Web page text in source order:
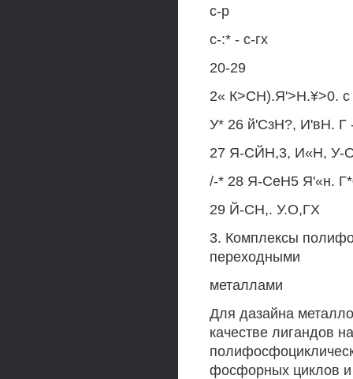
с-р
с-:* - с-гх
20-29
2« К>СН).Я'>Н.¥>0. с
У* 26 й'СзН?, И'вН. Г
27 Я-СЙН,3, И«Н, У-
/-* 28 Я-СеН5 Я'«н.
29 Й-СН,. У.О,ГХ
3. Комплексы
переходными
металлами
Для дазайна
качестве лигандов
фосфорных циклов и